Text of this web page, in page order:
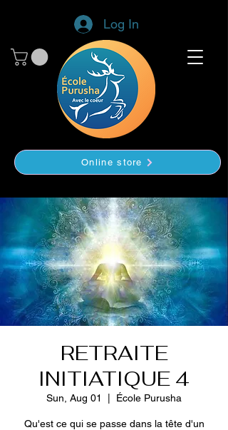
Log In
Online store
RETRAITE
INITIATIQUE 4
Sun, Aug 01 École Purusha
Qu'est ce qui se passe dans la tête d'un